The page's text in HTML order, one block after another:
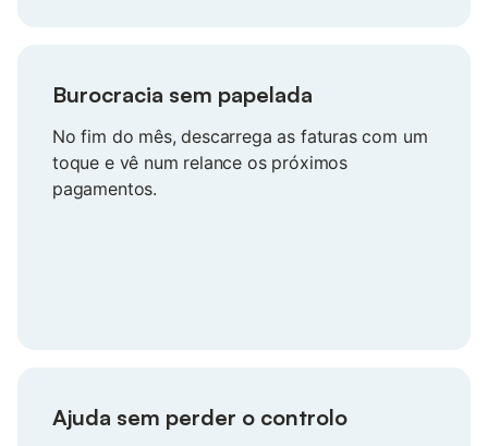
Burocracia sem papelada
No fim do mês, descarrega as faturas com um
toque e vê num relance os próximos
pagamentos.
Ajuda sem perder o controlo